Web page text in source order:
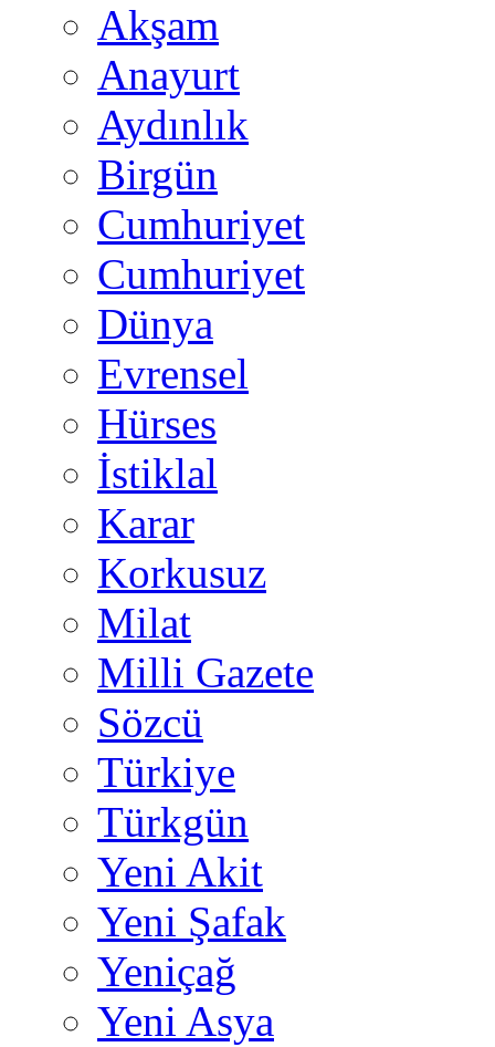
Akşam
Anayurt
Aydınlık
Birgün
Cumhuriyet
Cumhuriyet
Dünya
Evrensel
Hürses
İstiklal
Karar
Korkusuz
Milat
Milli Gazete
Sözcü
Türkiye
Türkgün
Yeni Akit
Yeni Şafak
Yeniçağ
Yeni Asya